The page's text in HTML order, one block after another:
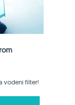
vodeni filter!